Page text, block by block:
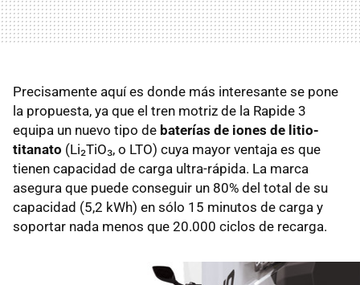
Precisamente aquí es donde más interesante se pone
la propuesta, ya que el tren motriz de la Rapide 3
equipa un nuevo tipo de baterías de iones de litio-
titanato (Li₂TiO₃, o LTO) cuya mayor ventaja es que
tienen capacidad de carga ultra-rápida. La marca
asegura que puede conseguir un 80% del total de su
capacidad (5,2 kWh) en sólo 15 minutos de carga y
soportar nada menos que 20.000 ciclos de recarga.